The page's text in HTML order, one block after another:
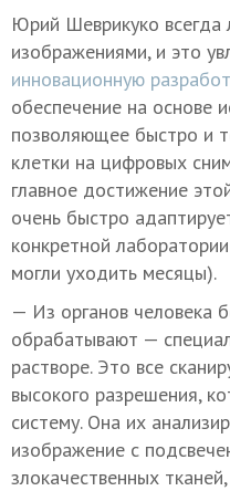
Юрий Шеврикуко всегда
изображениями, и это
инновационную
обеспечение на основе
позволяющее быстро и
клетки на цифровых
главное достижение
очень быстро
конкретной
могли уходить месяцы).
— Из органов человека
обрабатывают —
растворе. Это все
высокого разрешения,
систему. Она их
изображение с
злокачественных